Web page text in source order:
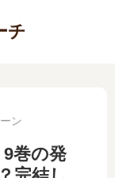
チ
ン
巻の発